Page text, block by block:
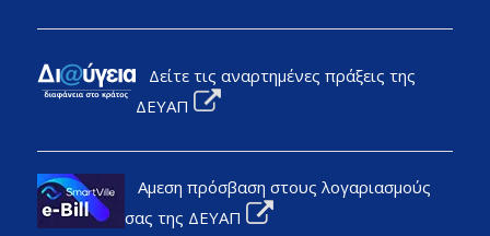
Δείτε τις αναρτημένες πράξεις της
ΔΕΥΑΠ
Αμεση πρόσβαση στους λογαριασμούς
σας της ΔΕΥΑΠ